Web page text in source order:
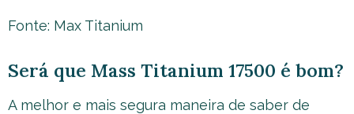
Fonte: Max Titanium
Será que Mass Titanium 17500 é bom?
A melhor e mais segura maneira de saber de